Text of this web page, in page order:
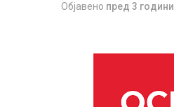
Објавено пред 3 години